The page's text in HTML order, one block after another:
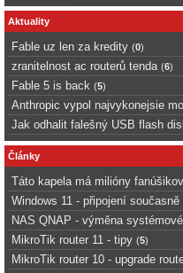
Aktuality
Fable uz len za kredity (0)
zranitelnost ac routerů tenda (6)
Fable 5 is back (5)
Anthropic vypol najvykonejsie
Jak odhalit falešný USB flash
Články
Táto kapela má milióny
Windows 11 - připojení
NAS QNAP - výměna
MikroTik router 11 - tipy (5)
MikroTik router 10 - upgrade